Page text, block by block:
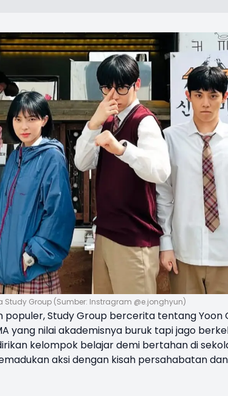
Group (Sumber: Instragram @e.jonghyun)
Study Group bercerita tentang Yoon
yang nilai akademisnya buruk tapi jago
kelompok belajar demi bertahan di
aksi dengan kisah persahabatan